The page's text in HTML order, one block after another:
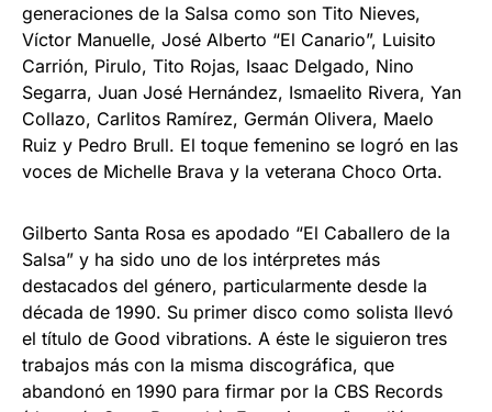
generaciones de la Salsa como son Tito Nieves,
Víctor Manuelle, José Alberto “El Canario”, Luisito
Carrión, Pirulo, Tito Rojas, Isaac Delgado, Nino
Segarra, Juan José Hernández, Ismaelito Rivera, Yan
Collazo, Carlitos Ramírez, Germán Olivera, Maelo
Ruiz y Pedro Brull. El toque femenino se logró en las
voces de Michelle Brava y la veterana Choco Orta.
Gilberto Santa Rosa es apodado “El Caballero de la
Salsa” y ha sido uno de los intérpretes más
destacados del género, particularmente desde la
década de 1990. Su primer disco como solista llevó
el título de Good vibrations. A éste le siguieron tres
trabajos más con la misma discográfica, que
abandonó en 1990 para firmar por la CBS Records